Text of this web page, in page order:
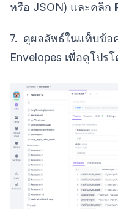
หรือ JSON) และคลิก
7. ดูผลลัพธ์ในแท็บข้อ
Envelopes เพื่อดูโปร